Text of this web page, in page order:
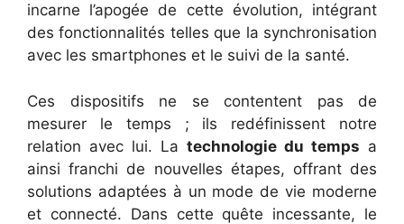
incarne l’apogée de cette évolution, intégrant
des fonctionnalités telles que la synchronisation
avec les smartphones et le suivi de la santé.
Ces dispositifs ne se contentent pas de
mesurer le temps ; ils redéfinissent notre
relation avec lui. La technologie du temps a
ainsi franchi de nouvelles étapes, offrant des
solutions adaptées à un mode de vie moderne
et connecté. Dans cette quête incessante, le